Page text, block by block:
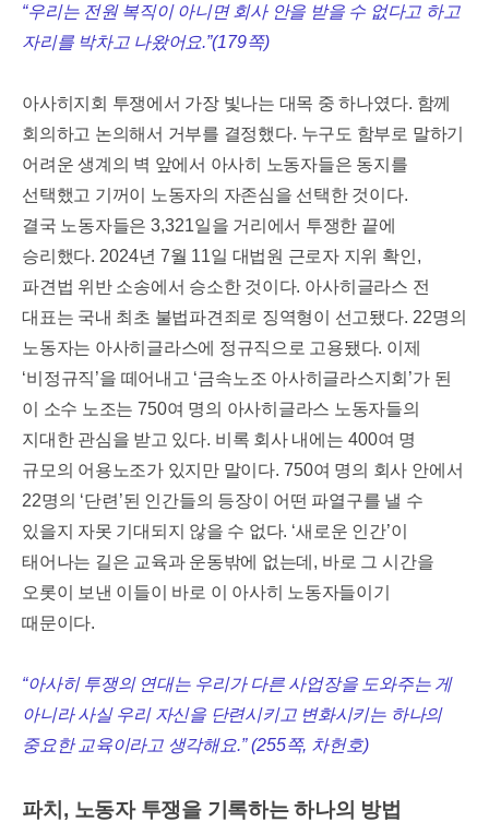
“우리는 전원 복직이 아니면 회사 안을 받을 수 없다고 하고
자리를 박차고 나왔어요.”(179쪽)
아사히지회 투쟁에서 가장 빛나는 대목 중 하나였다. 함께
회의하고 논의해서 거부를 결정했다. 누구도 함부로 말하기
어려운 생계의 벽 앞에서 아사히 노동자들은 동지를
선택했고 기꺼이 노동자의 자존심을 선택한 것이다.
결국 노동자들은 3,321일을 거리에서 투쟁한 끝에
승리했다. 2024년 7월 11일 대법원 근로자 지위 확인 ,
파견법 위반 소송에서 승소한 것이다. 아사히글라스 전
대표는 국내 최초 불법파견죄로 징역형이 선고됐다. 22명의
노동자는 아사히글라스에 정규직으로 고용됐다. 이제
‘비정규직’을 떼어내고 ‘금속노조 아사히글라스지회 ’가 된
이 소수 노조는 750여 명의 아사히글라스 노동자들의
지대한 관심을 받고 있다. 비록 회사 내에는 400여 명
규모의 어용노조가 있지만 말이다. 750여 명의 회사 안에서
22명의 ‘단련 ’된 인간들의 등장이 어떤 파열구를 낼 수
있을지 자못 기대되지 않을 수 없다. ‘새로운 인간’이
태어나는 길은 교육과 운동밖에 없는데 , 바로 그 시간을
오롯이 보낸 이들이 바로 이 아사히 노동자들이기
때문이다.
“아사히 투쟁의 연대는 우리가 다른 사업장을 도와주는 게
아니라 사실 우리 자신을 단련시키고 변화시키는 하나의
중요한 교육이라고 생각해요.” (255쪽, 차헌호)
파치 , 노동자 투쟁을 기록하는 하나의 방법